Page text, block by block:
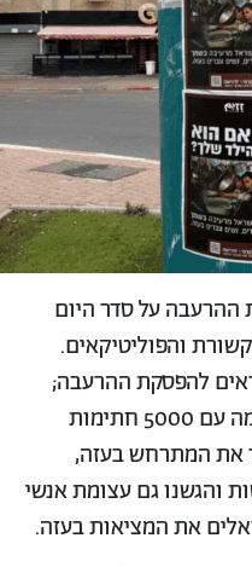
ההרעבה על סדר היום
והפוליטיקאים.
להפסקת ההרעבה;
בשבועות האחרונים הגשנו עצומה עם 5000 חתימות
את המתרחש בעזה,
והגשנו גם עצומת אנשי
את המציאות בעזה.